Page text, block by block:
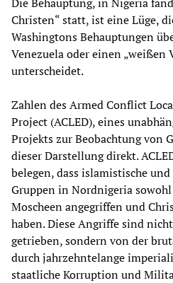
Christen“ statt, ist eine Lüge,
Washingtons Behauptungen
Venezuela oder einen „weißen
unterscheidet.
Zahlen des Armed Conflict
Project (ACLED), eines
Projekts zur Beobachtung von
dieser Darstellung direkt.
belegen, dass islamistische
Gruppen in Nordnigeria
Moscheen angegriffen und
haben. Diese Angriffe sind
getrieben, sondern von der
durch jahrzehntelange
staatliche Korruption und